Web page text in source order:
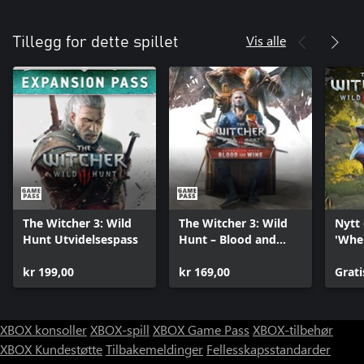
fra alvenes legender.
• Kjemp mot aggressive herskere, ånder i villmarken og til og
med en trussel fra det hinsidige – som alle er fast bestemt på å
kontrollere verden.
• Definer din egen skjebne i en verden som kanskje ikke er verdt
å redde.
Tillegg for dette spillet Vis alle
The Witcher 3: Wild
Hunt Utvidelsespass
kr 199,00
The Witcher 3: Wild
Hunt – Blood and
kr 169,00
Nytt
XBOX konsollerXBOX-spill XBOX Game Pass XBOX-tilbehør
XBOX KundestøtteTilbakemeldinger Fellesskapsstandarder